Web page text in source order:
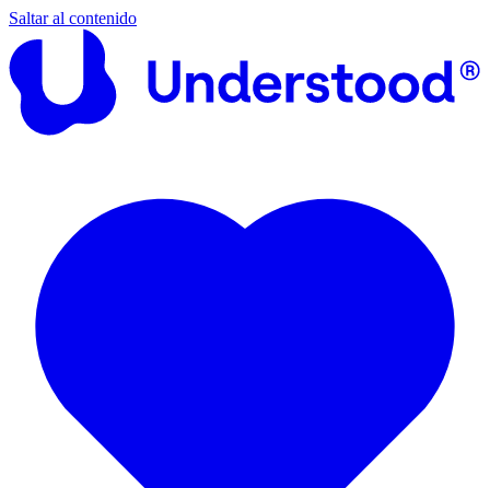
Saltar al contenido